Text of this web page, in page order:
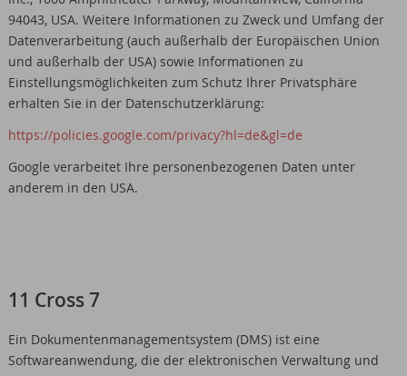
94043, USA. Weitere Informationen zu Zweck und Umfang der
Datenverarbeitung (auch außerhalb der Europäischen Union
und außerhalb der USA) sowie Informationen zu
Einstellungsmöglichkeiten zum Schutz Ihrer Privatsphäre
erhalten Sie in der Datenschutzerklärung:
https://policies.google.com/privacy?hl=de&gl=de
Google verarbeitet Ihre personenbezogenen Daten unter
anderem in den USA.
11 Cross 7
Ein Dokumentenmanagementsystem (DMS) ist eine
Softwareanwendung, die der elektronischen Verwaltung und